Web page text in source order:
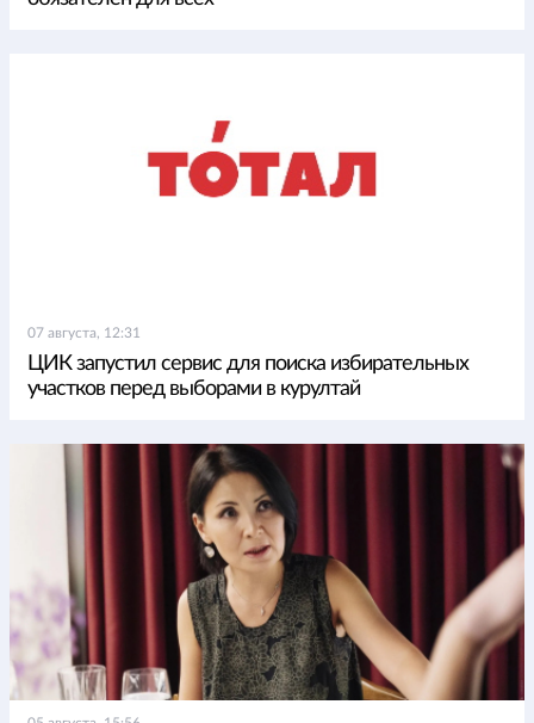
07 августа, 12:31
ЦИК запустил сервис для поиска избирательных
участков перед выборами в курултай